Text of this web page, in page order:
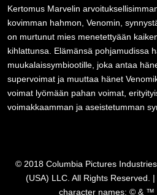
Kertomus Marvelin
kovimman hahmon, Venomin,
on murtunut mies menetettyään
kihlattunsa. Elämänsä pohjamudissa
muukalaissymbiootille, joka antaa
supervoimat ja muuttaa hänet
voimat lyömään pahan voimat,
voimakkaamman ja aseistetumman
© 2018 Columbia Pictures
(USA) LLC. All Rights Reserved.
character names: © & ™